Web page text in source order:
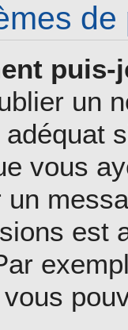
un
adéquat
vous
un
est